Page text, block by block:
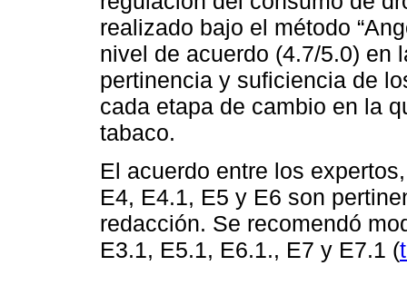
realizado bajo el método
nivel de acuerdo (4.7/5.0) en
pertinencia y suficiencia de
cada etapa de cambio en la
tabaco.
El acuerdo entre los
E4, E4.1, E5 y E6 son
redacción. Se recomendó
E3.1, E5.1, E6.1., E7 y E7.1 (